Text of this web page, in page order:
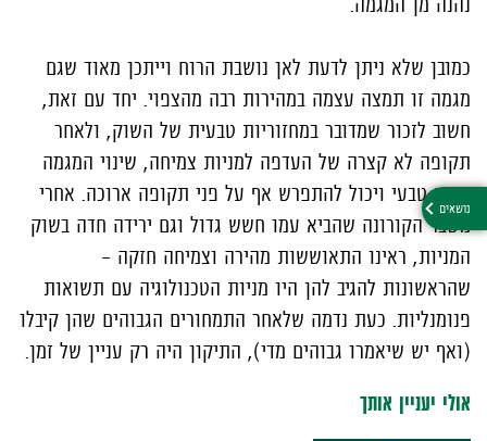
כמובן שלא ניתן לדעת לאן נושבת הרוח וייתכן מאוד שגם
מגמה זו תמצה עצמה במהירות רבה מהצפוי. יחד עם זאת,
חשוב לזכור שמדובר במחזוריות טבעית של השוק, ולאחר
תקופה לא קצרה של העדפה למניות צמיחה, שינוי המגמה
נראה טבעי ויכול להתפרש אף על פני תקופה ארוכה. אחרי
משבר הקורונה שהביא עמו חשש גדול וגם ירידה חדה בשוק
המניות, ראינו התאוששות מהירה וצמיחה חזקה –
שהראשונות להגיב להן היו מניות הטכנולוגיה עם תשואות
פנומנליות. כעת נדמה שלאחר התמחורים הגבוהים שהן קיבלו
(ואף יש שיאמרו גבוהים מדי), התיקון היה רק עניין של זמן.
אולי יעניין אותך